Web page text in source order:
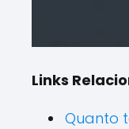
Links
Quanto